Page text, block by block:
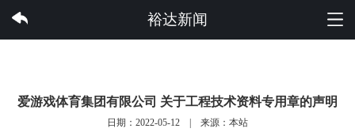
爱游戏体育集团有限公司
裕达新闻
爱游戏体育集团有限公司 关于工程技术资料专用章的声明
日期：2022-05-12 | 来源：本站